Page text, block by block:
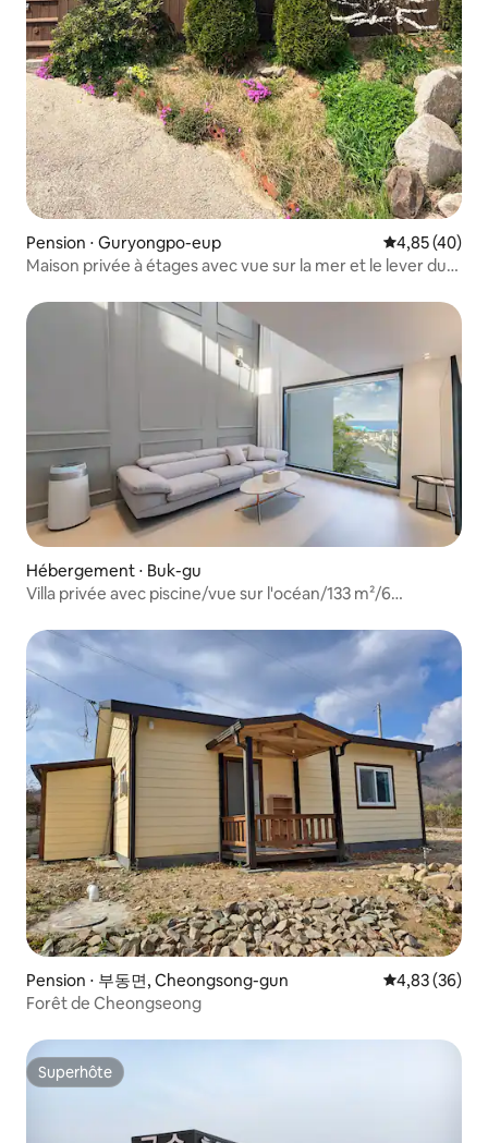
Pension ⋅ Guryongpo-eup Évaluation
4,85 (40)
Maison privée à étages avec vue sur la mer et le lever du
Hébergement ⋅ Buk-gu
Villa privée avec piscine/vue sur l'océan/133 m²/6
Pension ⋅ 부동면, Cheongsong-gun Évaluation
4,83 (36)
Forêt de Cheongseong
Superhôte
Superhôte